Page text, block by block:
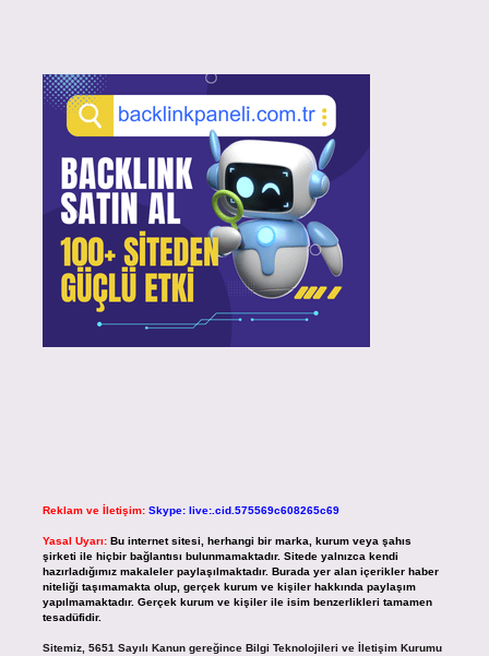
Reklam ve İletişim: Skype: live:.cid.575569c608265c69
Yasal Uyarı: Bu internet sitesi, herhangi bir marka, kurum veya şahıs
şirketi ile hiçbir bağlantısı bulunmamaktadır. Sitede yalnızca kendi
hazırladığımız makaleler paylaşılmaktadır. Burada yer alan içerikler haber
niteliği taşımamakta olup, gerçek kurum ve kişiler hakkında paylaşım
yapılmamaktadır. Gerçek kurum ve kişiler ile isim benzerlikleri tamamen
tesadüfidir.
Sitemiz, 5651 Sayılı Kanun gereğince Bilgi Teknolojileri ve İletişim Kurumu